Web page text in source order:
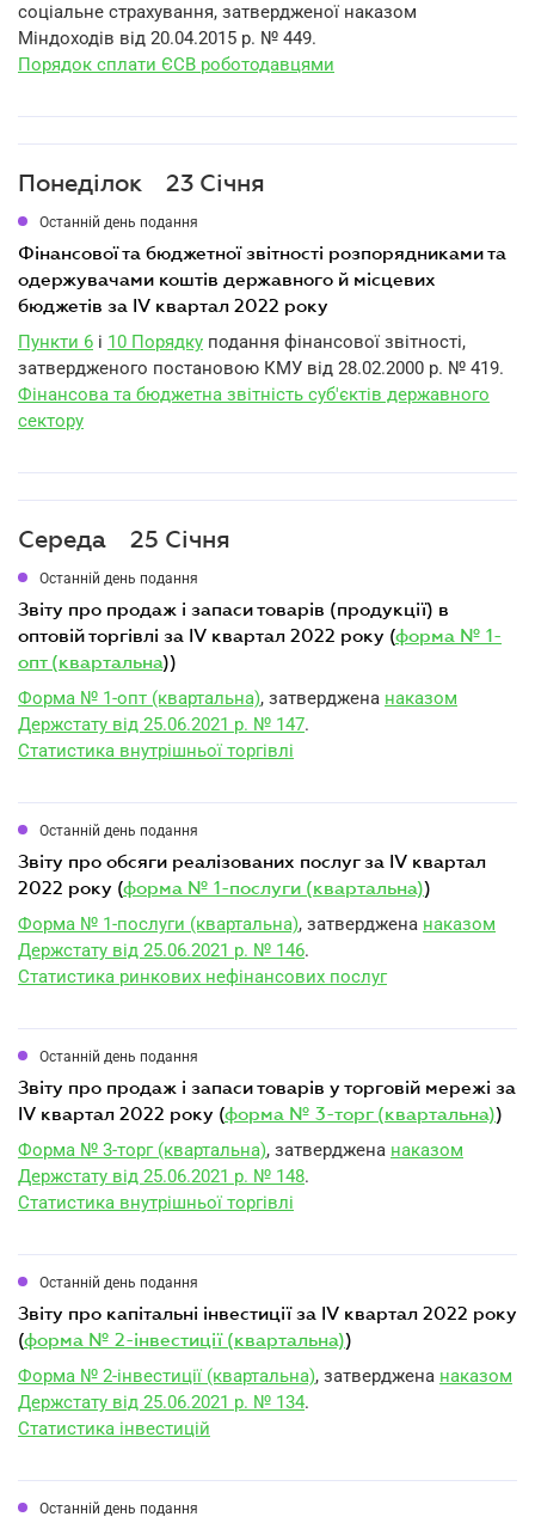
соціальне страхування, затвердженої наказом
Міндоходів від 20.04.2015 р. № 449.
Порядок сплати ЄСВ роботодавцями
Понеділок 23 Січня
Останній день подання
фінансової та бюджетної звітності розпорядниками та
одержувачами коштів державного й місцевих
бюджетів за IV квартал 2022 року
Пункти 6 і 10 Порядку подання фінансової звітності,
затвердженого постановою КМУ від 28.02.2000 р. № 419.
Фінансова та бюджетна звітність суб'єктів державного
сектору
Середа 25 Січня
Останній день подання
звіту про продаж і запаси товарів (продукції) в
оптовій торгівлі за IV квартал 2022 року (форма № 1-
опт (квартальна))
Форма № 1-опт (квартальна), затверджена наказом
Держстату від 25.06.2021 р. № 147.
Статистика внутрішньої торгівлі
Останній день подання
звіту про обсяги реалізованих послуг за IV квартал
2022 року (форма № 1-послуги (квартальна))
Форма № 1-послуги (квартальна), затверджена наказом
Держстату від 25.06.2021 р. № 146.
Статистика ринкових нефінансових послуг
Останній день подання
звіту про продаж і запаси товарів у торговій мережі за
IV квартал 2022 року (форма № 3-торг (квартальна))
Форма № 3-торг (квартальна), затверджена наказом
Держстату від 25.06.2021 р. № 148.
Статистика внутрішньої торгівлі
Останній день подання
звіту про капітальні інвестиції за IV квартал 2022 року
(форма № 2-інвестиції (квартальна))
Форма № 2-інвестиції (квартальна), затверджена наказом
Держстату від 25.06.2021 р. № 134.
Статистика інвестицій
Останній день подання